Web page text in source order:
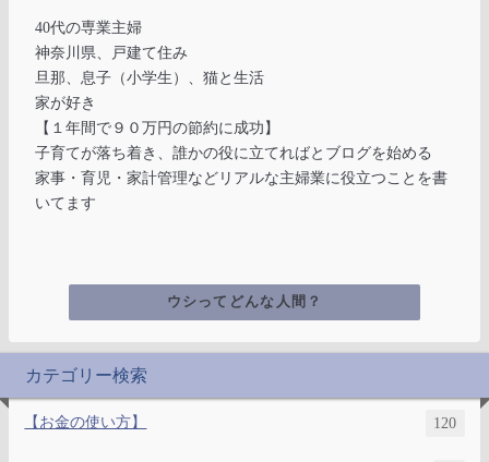
40代の専業主婦
神奈川県、戸建て住み
旦那、息子（小学生）、猫と生活
家が好き
【１年間で９０万円の節約に成功】
子育てが落ち着き、誰かの役に立てればとブログを始める
家事・育児・家計管理などリアルな主婦業に役立つことを書
いてます
ウシってどんな人間？
カテゴリー検索
【お金の使い方】 120